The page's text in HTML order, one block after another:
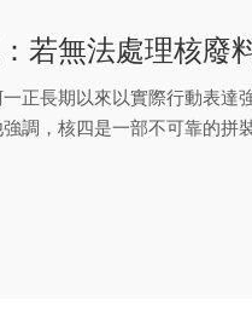
若無法處理核廢
正長期以來以實際行動表達
強調，核四是一部不可靠的拼